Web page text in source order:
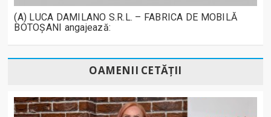
(A) LUCA DAMILANO S.R.L. – FABRICA DE MOBILĂ
BOTOȘANI angajează:
OAMENII CETĂȚII